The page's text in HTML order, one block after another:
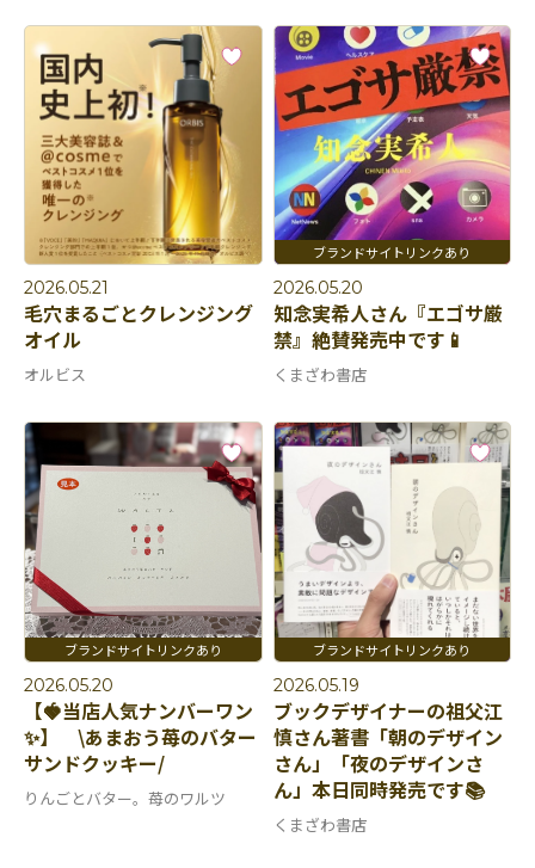
2026.05.21
毛穴まるごとクレンジング
オイル
オルビス
2026.05.20
知念実希人さん『エゴサ厳
禁』絶賛発売中です📱
くまざわ書店
2026.05.20
【🍓当店人気ナンバーワン
✨】 \あまおう苺のバター
サンドクッキー/
りんごとバター。苺のワルツ
2026.05.19
ブックデザイナーの祖父江
慎さん著書「朝のデザイン
さん」「夜のデザインさ
ん」本日同時発売です📚
くまざわ書店